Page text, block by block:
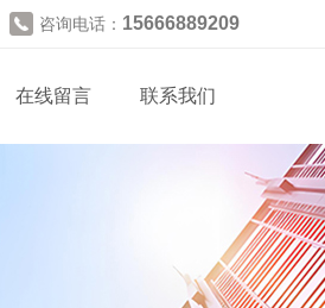
咨询电话： 15666889209
在线留言 联系我们